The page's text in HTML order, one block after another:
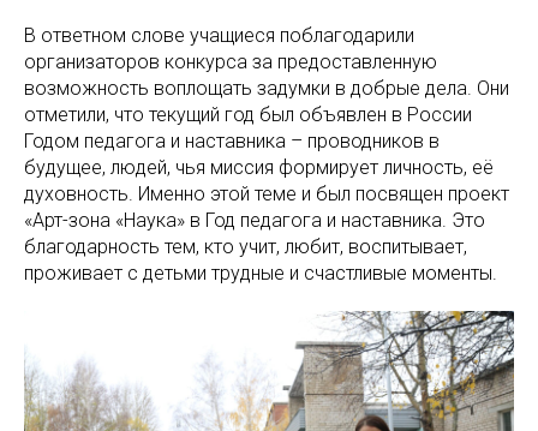
В ответном слове учащиеся поблагодарили
организаторов конкурса за предоставленную
возможность воплощать задумки в добрые дела. Они
отметили, что текущий год был объявлен в России
Годом педагога и наставника – проводников в
будущее, людей, чья миссия формирует личность, её
духовность. Именно этой теме и был посвящен проект
«Арт-зона «Наука» в Год педагога и наставника. Это
благодарность тем, кто учит, любит, воспитывает,
проживает с детьми трудные и счастливые моменты.